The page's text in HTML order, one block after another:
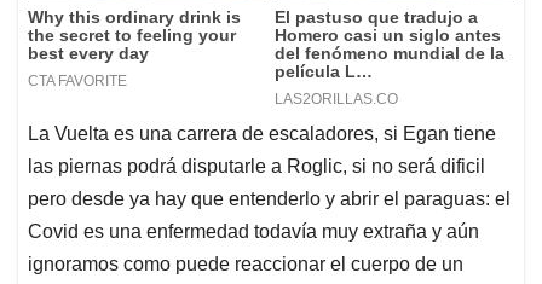
La Vuelta es una carrera de escaladores, si Egan tiene
las piernas podrá disputarle a Roglic, si no será dificil
pero desde ya hay que entenderlo y abrir el paraguas: el
Covid es una enfermedad todavía muy extraña y aún
ignoramos como puede reaccionar el cuerpo de un